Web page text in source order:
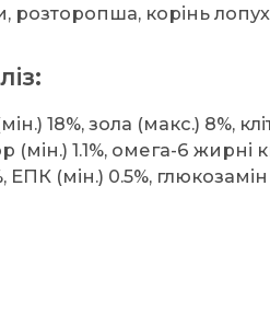
розторопша, корінь
18%, зола (макс.) 8%,
(мін.) 1.1%, омега-6
ЕПК (мін.) 0.5%,